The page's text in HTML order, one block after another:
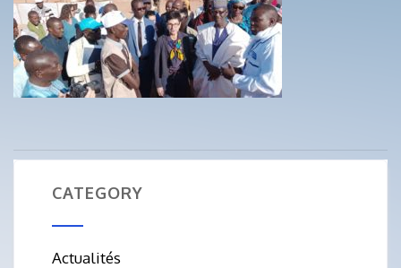
CATEGORY
Actualités